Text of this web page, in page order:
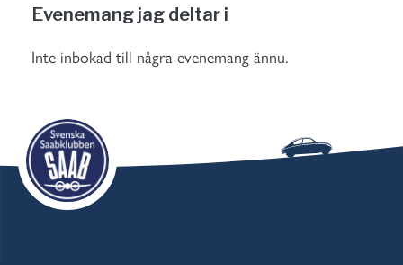
Evenemang jag deltar i
Inte inbokad till några evenemang ännu.